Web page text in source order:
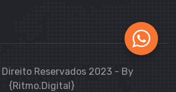
Direito Reservados 2023 - By
{Ritmo.Digital}